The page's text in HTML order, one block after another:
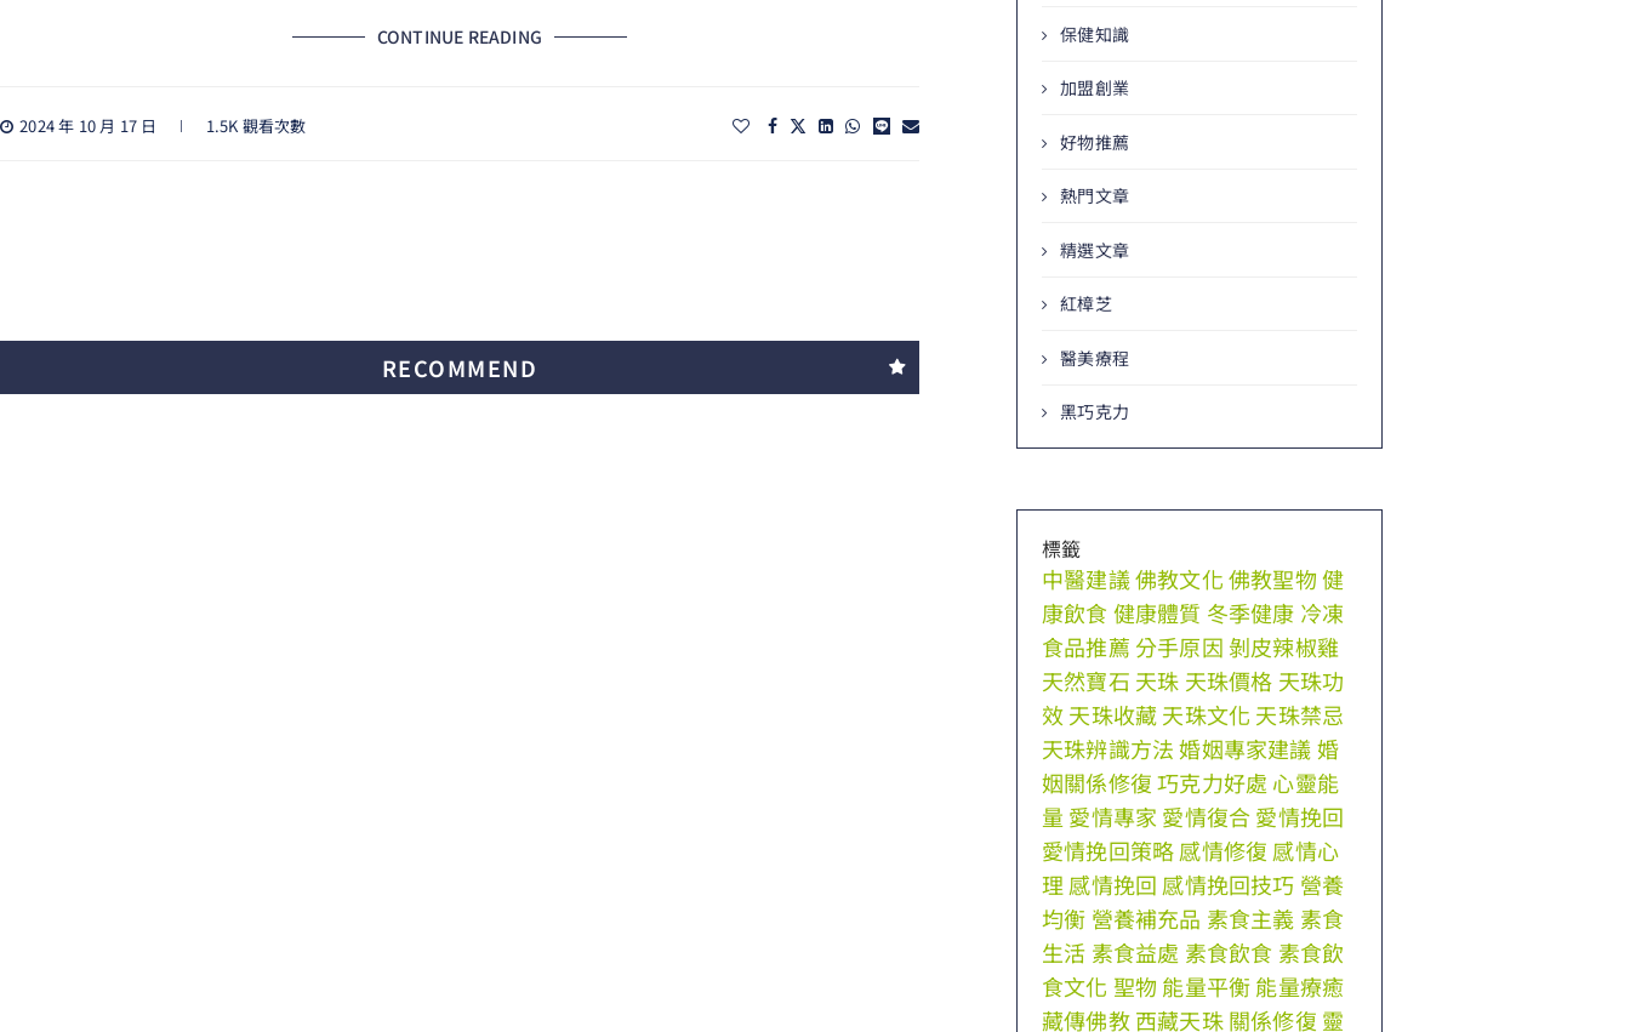
CONTINUE READING
2024 年 10 月 17 日 1.5K 觀看次數
RECOMMEND
保健知識
加盟創業
好物推薦
熱門文章
精選文章
紅樟芝
醫美療程
黑巧克力
標籤
中醫建議佛教文化佛教聖物健
康飲食 健康體質 冬季健康 冷凍
食品推薦分手原因剝皮辣椒雞
天然寶石 天珠 天珠價格 天珠功
效天珠收藏天珠文化 天珠禁忌
天珠辨識方法 婚姻專家建議婚
姻關係修復 巧克力好處 心靈能
量 愛情專家愛情復合愛情挽回
愛情挽回策略感情修復 感情心
理感情挽回 感情挽回技巧 營養
均衡 營養補充品 素食主義 素食
生活 素食益處 素食飲食 素食飲
食文化 聖物能量平衡能量療癒
藏傳佛教西藏天珠關係修復 靈